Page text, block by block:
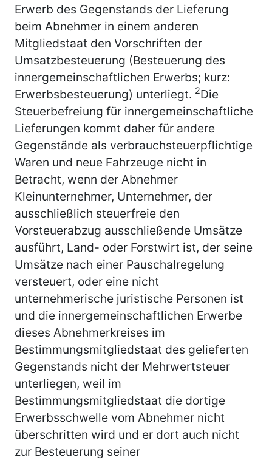
Erwerb des Gegenstands der Lieferung
beim Abnehmer in einem anderen
Mitgliedstaat den Vorschriften der
Umsatzbesteuerung (Besteuerung des
innergemeinschaftlichen Erwerbs; kurz:
Erwerbsbesteuerung) unterliegt. 2Die
Steuerbefreiung für innergemeinschaftliche
Lieferungen kommt daher für andere
Gegenstände als verbrauchsteuerpflichtige
Waren und neue Fahrzeuge nicht in
Betracht, wenn der Abnehmer
Kleinunternehmer, Unternehmer, der
ausschließlich steuerfreie den
Vorsteuerabzug ausschließende Umsätze
ausführt, Land- oder Forstwirt ist, der seine
Umsätze nach einer Pauschalregelung
versteuert, oder eine nicht
unternehmerische juristische Personen ist
und die innergemeinschaftlichen Erwerbe
dieses Abnehmerkreises im
Bestimmungsmitgliedstaat des gelieferten
Gegenstands nicht der Mehrwertsteuer
unterliegen, weil im
Bestimmungsmitgliedstaat die dortige
Erwerbsschwelle vom Abnehmer nicht
überschritten wird und er dort auch nicht
zur Besteuerung seiner